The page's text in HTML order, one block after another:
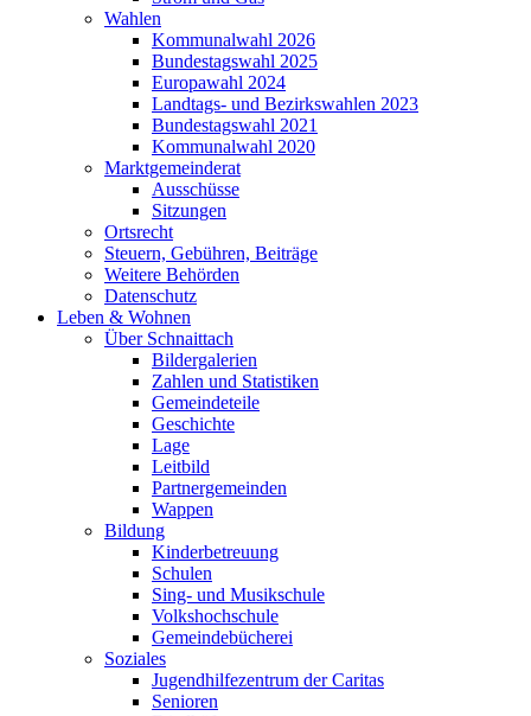
Wahlen
Kommunalwahl 2026
Bundestagswahl 2025
Europawahl 2024
Landtags- und Bezirkswahlen 2023
Bundestagswahl 2021
Kommunalwahl 2020
Marktgemeinderat
Ausschüsse
Sitzungen
Ortsrecht
Steuern, Gebühren, Beiträge
Weitere Behörden
Datenschutz
Leben & Wohnen
Über Schnaittach
Bildergalerien
Zahlen und Statistiken
Gemeindeteile
Geschichte
Lage
Leitbild
Partnergemeinden
Wappen
Bildung
Kinderbetreuung
Schulen
Sing- und Musikschule
Volkshochschule
Gemeindebücherei
Soziales
Jugendhilfezentrum der Caritas
Senioren